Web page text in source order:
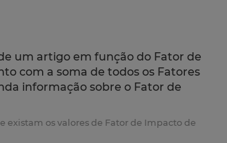
um artigo em função do Fator de
com a soma de todos os Fatores
informação sobre o Fator de
existam os valores de Fator de Impacto de